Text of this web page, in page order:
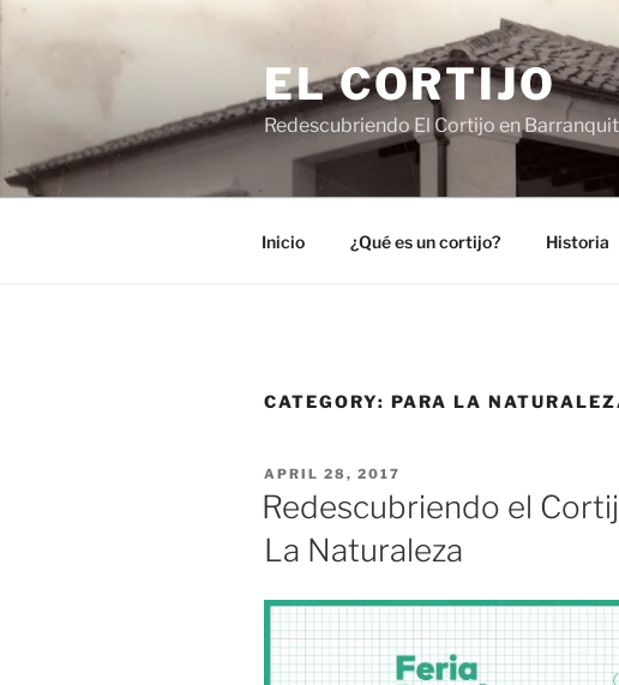
Skip
EL CORTIJO
Redescubriendo El Cortijo en
Inicio ¿Qué es un cortijo? Historia
CATEGORY: PARA LA
POSTED
ON
APRIL 28, 2017
Redescubriendo el
La Naturaleza